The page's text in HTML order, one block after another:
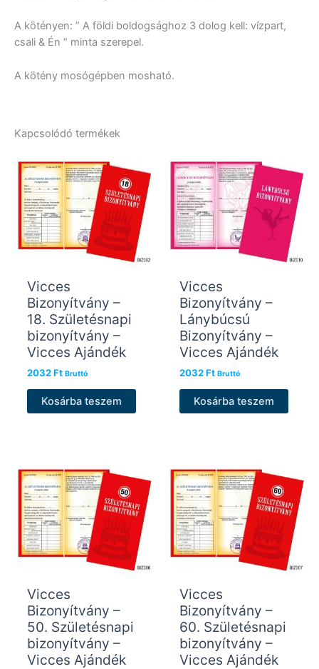
A kötényen: ” A földi boldogsághoz 3 dolog kell: vízpart,
csali & Én ” minta szerepel.
A kötény mosógépben mosható.
Kapcsolódó termékek
Vicces
Bizonyítvány –
18. Születésnapi
bizonyítvány –
Vicces Ajándék
2032Ft Bruttó
Kosárba teszem
Vicces
Bizonyítvány –
Lánybúcsú
Bizonyítvány –
Vicces Ajándék
2032Ft Bruttó
Kosárba teszem
Vicces
Bizonyítvány –
50. Születésnapi
bizonyítvány –
Vicces Ajándék
Vicces
Bizonyítvány –
60. Születésnapi
bizonyítvány –
Vicces Ajándék